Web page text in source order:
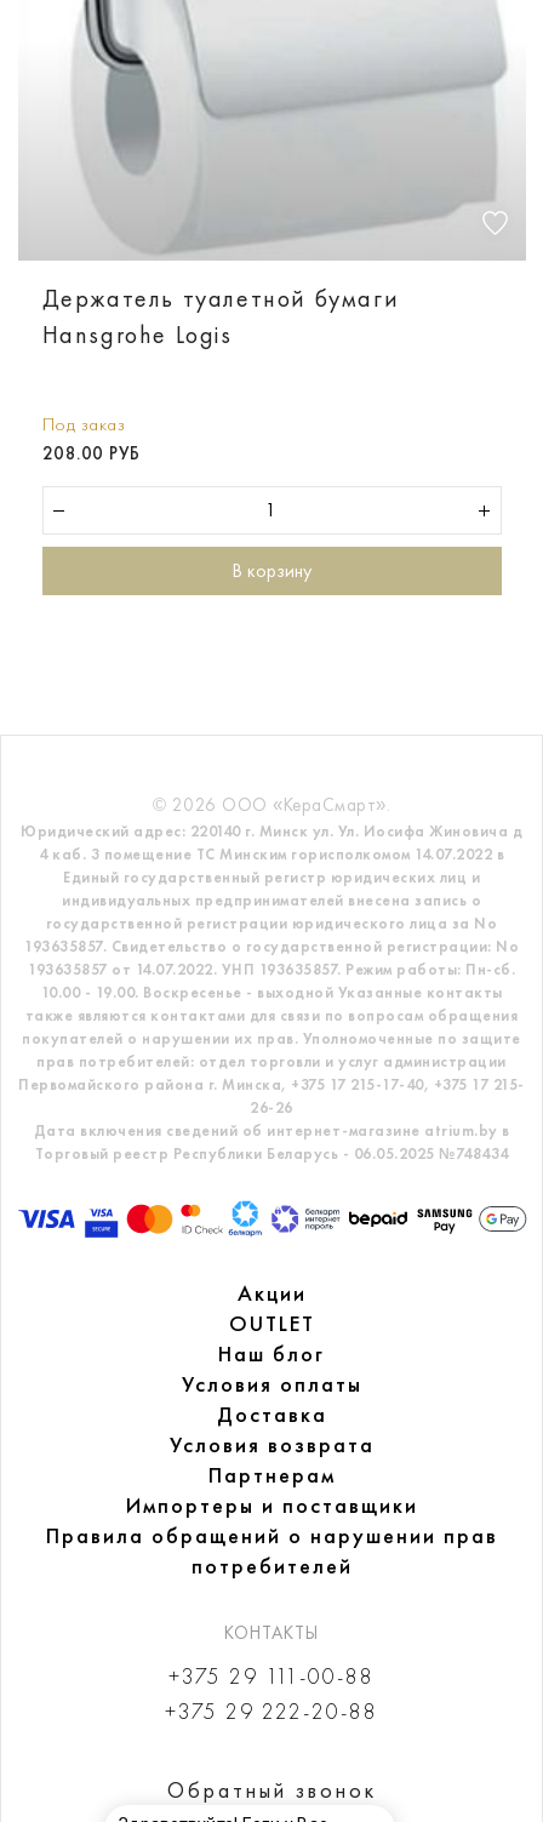
Держатель туалетной бумаги
Hansgrohe Logis
Под заказ
208.00 РУБ
В корзину
© 2026 ООО «КераСмарт».
Юридический адрес: 220140 г. Минск ул. Ул. Иосифа Жиновича д
4 каб. 3 помещение ТС Минским горисполкомом 14.07.2022 в
Единый государственный регистр юридических лиц и
индивидуальных предпринимателей внесена запись о
государственной регистрации юридического лица за No
193635857. Свидетельство о государственной регистрации: No
193635857 от 14.07.2022. УНП 193635857. Режим работы: Пн-сб.
10.00 - 19.00. Воскресенье - выходной Указанные контакты
также являются контактами для связи по вопросам обращения
покупателей о нарушении их прав. Уполномоченные по защите
прав потребителей: отдел торговли и услуг администрации
Первомайского района г. Минска, +375 17 215-17-40, +375 17 215-
26-26
Дата включения сведений об интернет-магазине atrium.by в
Торговый реестр Республики Беларусь - 06.05.2025 №748434
Акции
OUTLET
Наш блог
Условия оплаты
Доставка
Условия возврата
Партнерам
Импортеры и поставщики
Правила обращений о нарушении прав
потребителей
КОНТАКТЫ
+375 29 111-00-88
+375 29 222-20-88
Обратный звонок